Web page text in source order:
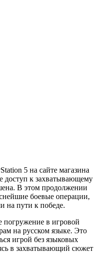
5 на сайте магазина
доступ к захватывающему
В этом продолжении
боевые операции,
на пути к победе.
погружение в игровой
на русском языке. Это
игрой без языковых
в захватывающий сюжет